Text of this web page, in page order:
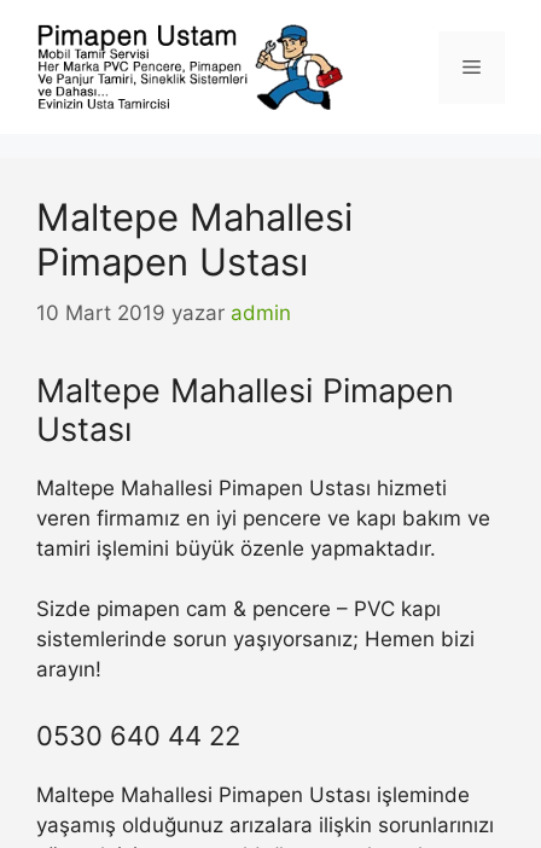
Menü
Maltepe Mahallesi
Pimapen Ustası
10 Mart 2019 yazar admin
Maltepe Mahallesi Pimapen
Ustası
Maltepe Mahallesi Pimapen Ustası hizmeti
veren firmamız en iyi pencere ve kapı bakım ve
tamiri işlemini büyük özenle yapmaktadır.
Sizde pimapen cam & pencere – PVC kapı
sistemlerinde sorun yaşıyorsanız; Hemen bizi
arayın!
0530 640 44 22
Maltepe Mahallesi Pimapen Ustası işleminde
yaşamış olduğunuz arızalara ilişkin sorunlarınızı